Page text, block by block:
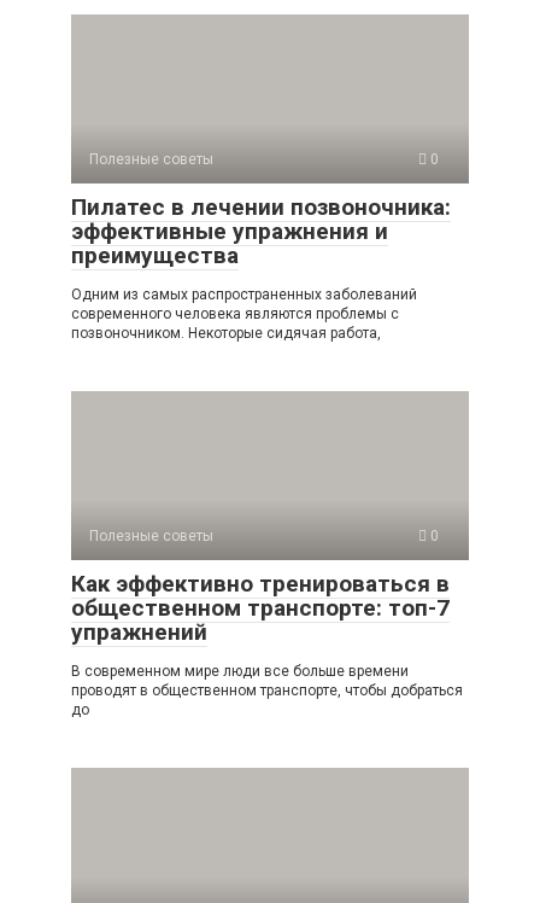
Полезные советы 0
Пилатес в лечении позвоночника:
эффективные упражнения и
преимущества
Одним из самых распространенных заболеваний
современного человека являются проблемы с
позвоночником. Некоторые сидячая работа,
Полезные советы 0
Как эффективно тренироваться в
общественном транспорте: топ-7
упражнений
В современном мире люди все больше времени
проводят в общественном транспорте, чтобы добраться
до